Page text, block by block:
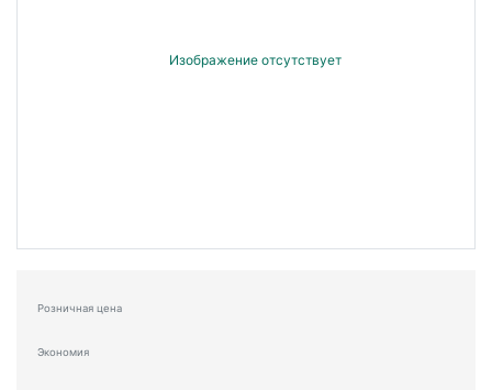
Розничная цена
Экономия